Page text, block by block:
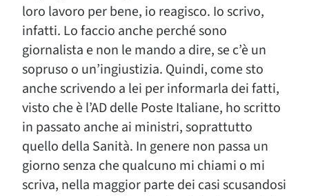
loro lavoro per bene, io reagisco. Io scrivo,
infatti. Lo faccio anche perché sono
giornalista e non le mando a dire, se c’è un
sopruso o un’ingiustizia. Quindi, come sto
anche scrivendo a lei per informarla dei fatti,
visto che è l’AD delle Poste Italiane, ho scritto
in passato anche ai ministri, soprattutto
quello della Sanità. In genere non passa un
giorno senza che qualcuno mi chiami o mi
scriva, nella maggior parte dei casi scusandosi